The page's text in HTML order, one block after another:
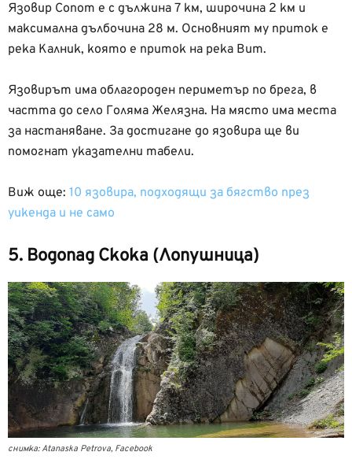
Язовир Сопот е с дължина 7 км, широчина 2 км и
максимална дълбочина 28 м. Основният му приток е
река Калник, която е приток на река Вит.
Язовирът има облагороден периметър по брега, в
частта до село Голяма Желязна. На място има места
за настаняване. За достигане до язовира ще ви
помогнат указателни табели.
Виж още: 10 язовира, подходящи за бягство през
уикенда и не само
5. Водопад Скока (Лопушница)
снимка: Atanaska Petrova, Facebook